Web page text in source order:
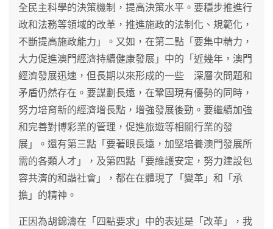
全民主科學的決策機制，提高決策水平。要穩步推進行
政和法務等領域的改革，推進施政的法制化、規範化，
不斷提高施政能力」。又如，在第二點「要集中精力，
大力促進澳門經濟持續健康發展」中的「近幾年，澳門
經濟發展迅速，但長期以來形成的一些 深層次問題和
矛盾仍然存在。要謀劃長遠，在鞏固現有優勢的同時，
努力培育新的經濟增長點，增強發展後勁。要繼續加強
和完善對博彩業的管理，促進旅遊等相關行業的發
展」。還有第三點「要著眼長遠，加堅培養澳門發展所
需的各類人才」，及第四點「要維護安定，努力建設包
容共濟的和諧社會」，都在在體現了「變革」和「承
擔」的精神。
正因為胡錦濤在「四點要求」中的表述是「改革」，我